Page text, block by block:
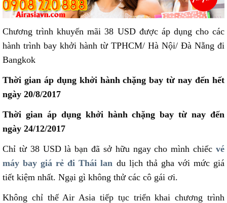
Chương trình khuyến mãi 38 USD được áp dụng cho các
hành trình bay khởi hành từ TPHCM/ Hà Nội/ Đà Nẵng đi
Bangkok
Thời gian áp dụng khởi hành chặng bay từ nay đến hết
ngày 20/8/2017
Thời gian áp dụng khởi hành chặng bay từ nay đến
ngày 24/12/2017
Chỉ từ 38 USD là bạn đã sở hữu ngay cho mình chiếc vé
máy bay giá rẻ đi Thái lan du lịch thả gha với mức giá
tiết kiệm nhất. Ngại gì không thử các cô gái ơi.
Không chỉ thế Air Asia tiếp tục triển khai chương trình